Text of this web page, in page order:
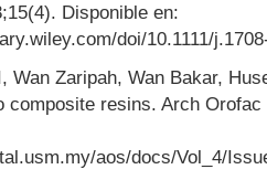
Disponible en:
doi/10.1111/
Wan Zaripah, Wan Bakar,
composite resins. Arch
aos/docs/Vol_4/